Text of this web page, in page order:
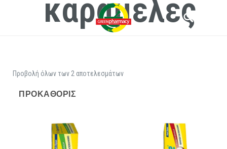
καραμελες
Προβολή όλων των 2 αποτελεσμάτων